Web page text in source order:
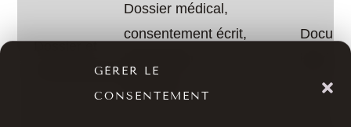
GÉRER LE
CONSENTEMENT
Dossier et
consentement
Dossier médical,
consentement écrit,